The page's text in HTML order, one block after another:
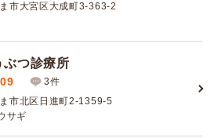
市大宮区大成町3-363-2
ぶつ診療所
3件
市北区日進町2-1359-5
サギ